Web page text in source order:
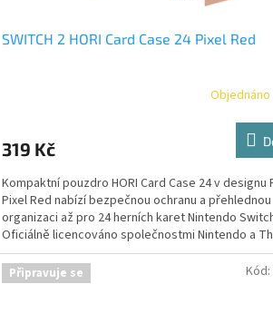
SWITCH 2 HORI Card Case 24 Pixel Red
319 Kč
Kompaktní pouzdro HORI Card Case 24 v designu
Pixel Red nabízí bezpečnou ochranu a přehlednou
organizaci až pro 24 herních karet Nintendo
Oficiálně licencováno společnostmi Nintendo a
Pokémon Company.
Připravuje se Kód: